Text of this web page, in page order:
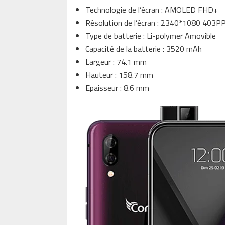
Technologie de l’écran : AMOLED FHD+
Résolution de l’écran : 2340*1080
Type de batterie : Li-polymer Amovible
Capacité de la batterie : 3520 mAh
Largeur : 74.1 mm
Hauteur : 158.7 mm
Epaisseur : 8.6 mm